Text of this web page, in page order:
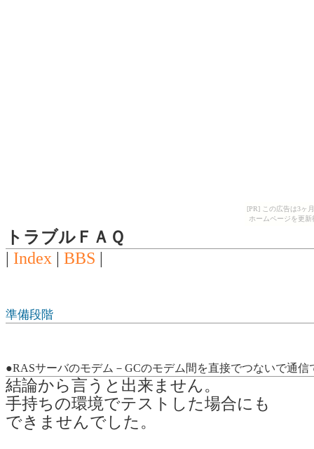
[PR] この広告は3ヶ
ホームページを更
トラブルＦＡＱ
| Index | BBS |
準備段階
●RASサーバのモデム－GCのモデム間を直接でつないで通信
結論から言うと出来ません。
手持ちの環境でテストした場合にも
できませんでした。